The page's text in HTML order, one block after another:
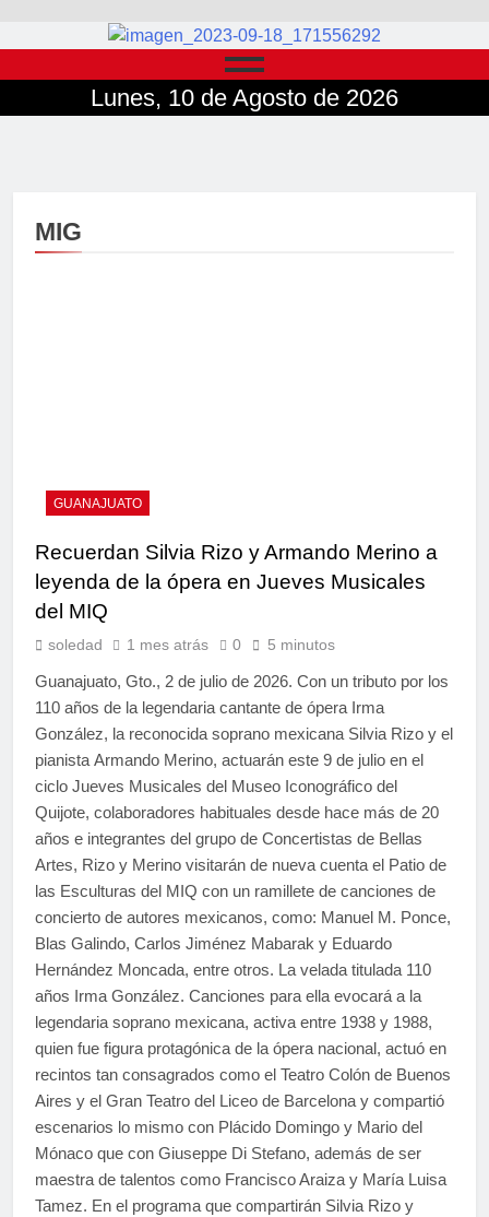
Lunes, 10 de Agosto de 2026
MIG
GUANAJUATO
Recuerdan Silvia Rizo y Armando Merino a
leyenda de la ópera en Jueves Musicales
del MIQ
soledad 1 mes atrás 0 5 minutos
Guanajuato, Gto., 2 de julio de 2026. Con un tributo por los
110 años de la legendaria cantante de ópera Irma
González, la reconocida soprano mexicana Silvia Rizo y el
pianista Armando Merino, actuarán este 9 de julio en el
ciclo Jueves Musicales del Museo Iconográfico del
Quijote, colaboradores habituales desde hace más de 20
años e integrantes del grupo de Concertistas de Bellas
Artes, Rizo y Merino visitarán de nueva cuenta el Patio de
las Esculturas del MIQ con un ramillete de canciones de
concierto de autores mexicanos, como: Manuel M. Ponce,
Blas Galindo, Carlos Jiménez Mabarak y Eduardo
Hernández Moncada, entre otros. La velada titulada 110
años Irma González. Canciones para ella evocará a la
legendaria soprano mexicana, activa entre 1938 y 1988,
quien fue figura protagónica de la ópera nacional, actuó en
recintos tan consagrados como el Teatro Colón de Buenos
Aires y el Gran Teatro del Liceo de Barcelona y compartió
escenarios lo mismo con Plácido Domingo y Mario del
Mónaco que con Giuseppe Di Stefano, además de ser
maestra de talentos como Francisco Araiza y María Luisa
Tamez. En el programa que compartirán Silvia Rizo y